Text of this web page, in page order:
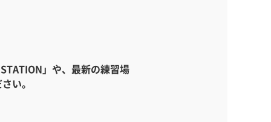
」や、最新の練習場
い。